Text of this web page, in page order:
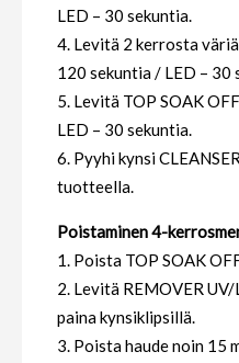
LED – 30 sekuntia.
4. Levitä 2 kerrosta
120 sekuntia / LED – 30
5. Levitä TOP SOAK
LED – 30 sekuntia.
6. Pyyhi kynsi
tuotteella.
Poistaminen 4-
1. Poista TOP SOAK
2. Levitä REMOVER
paina kynsiklipsillä.
3. Poista haude noin 15